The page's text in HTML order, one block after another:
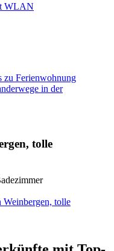
WLAN
zu Ferienwohnung
in der
tolle
Weinbergen, tolle